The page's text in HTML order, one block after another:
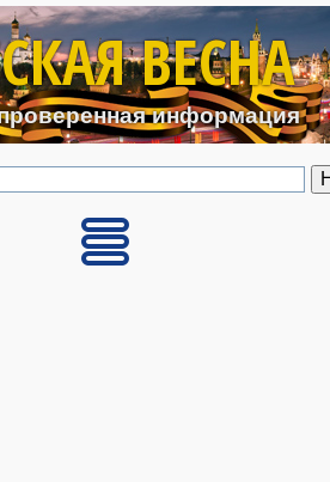
Перейти к основному
ВЕСНА
информация